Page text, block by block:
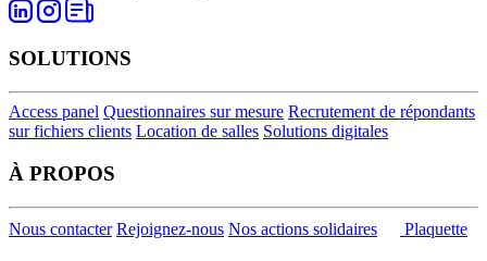
SOLUTIONS
Access panel Questionnaires sur mesure Recrutement de répondants
sur fichiers clients Location de salles Solutions digitales
À PROPOS
Nous contacter Rejoignez-nous Nos actions solidaires Plaquette